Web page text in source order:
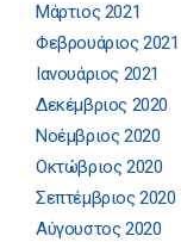
Μάρτιος 2021
Φεβρουάριος 2021
Ιανουάριος 2021
Δεκέμβριος 2020
Νοέμβριος 2020
Οκτώβριος 2020
Σεπτέμβριος 2020
Αύγουστος 2020